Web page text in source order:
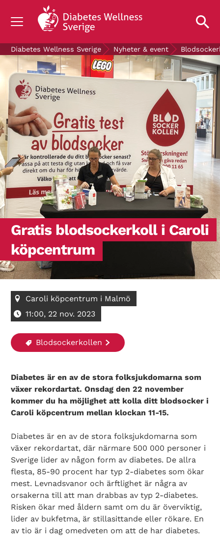
OM DIABETES
STÖD OSS
FORSKNING
NYHETER & EVENT
OM OSS
GRATIS DIABETESPRODUKTER
Blodsockerkollen
Diabetes Wellness Sverige Nyheter & event
Gratis blodsockerkoll i Caroli
köpcentrum
Caroli köpcentrum i Malmö
11:00, 22 nov. 2023
Blodsockerkollen
Diabetes är en av de stora folksjukdomarna som
växer rekordartat. Onsdag den 22 november
kommer du ha möjlighet att kolla ditt blodsocker i
Caroli köpcentrum mellan klockan 11-15.
Diabetes är en av de stora folksjukdomarna som
växer rekordartat, där närmare 500 000 personer i
Sverige lider av någon form av diabetes. De allra
flesta, 85-90 procent har typ 2-diabetes som ökar
mest. Levnadsvanor och ärftlighet är några av
orsakerna till att man drabbas av typ 2-diabetes.
Risken ökar med åldern samt om du är överviktig,
lider av bukfetma, är stillasittande eller rökare. En
av tio är i dag omedveten om att de har diabetes.